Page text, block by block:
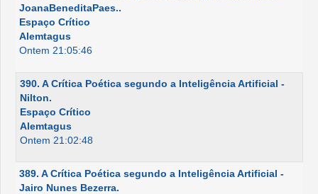
JoanaBeneditaPaes..
Espaço Crítico
Alemtagus
Ontem 21:05:46
390. A Crítica Poética segundo a Inteligência Artificial -
Nilton.
Espaço Crítico
Alemtagus
Ontem 21:02:48
389. A Crítica Poética segundo a Inteligência Artificial -
Jairo Nunes Bezerra.